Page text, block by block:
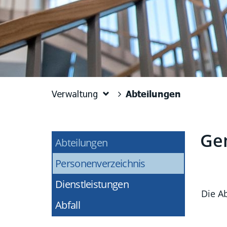
Verwaltung Abteilungen
Abteilungen
Personenverzeichnis
Dienstleistungen
Abfall
Die